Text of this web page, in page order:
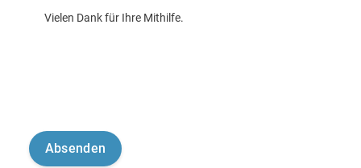
Vielen Dank für Ihre Mithilfe.